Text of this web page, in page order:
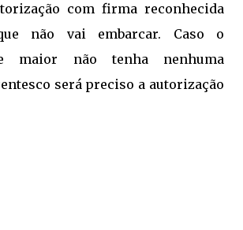
com firma reconhecida
não vai embarcar. Caso o
maior não tenha nenhuma
será preciso a autorização